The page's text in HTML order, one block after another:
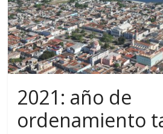
2021: año de
ordenamiento